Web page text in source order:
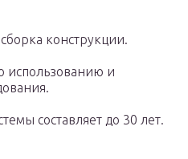
конструкции.
использованию и
составляет до 30 лет.